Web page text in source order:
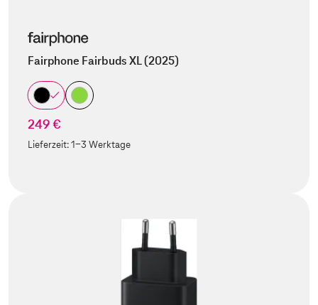
Fairphone Fairbuds XL (2025)
249 €
Lieferzeit:1-3 Werktage